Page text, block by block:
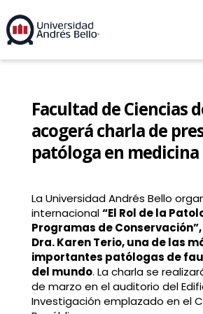
Facultad de Ciencias
acogerá charla de
patóloga en
La Universidad Andrés Bello
internacional“El Rol de la
Programas de
Dra. Karen Terio, una de las
importantes patólogas de
del mundo. La charla se
de marzo en el auditorio del
Investigación emplazado en el